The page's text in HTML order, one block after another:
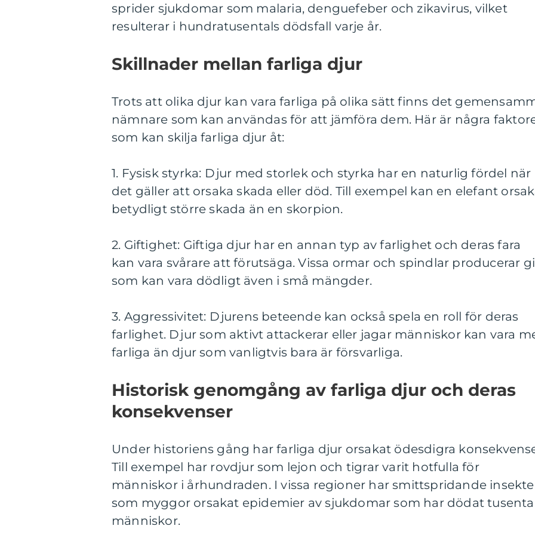
sprider sjukdomar som malaria, denguefeber och zikavirus, vilket
resulterar i hundratusentals dödsfall varje år.
Skillnader mellan farliga djur
Trots att olika djur kan vara farliga på olika sätt finns det
nämnare som kan användas för att jämföra dem. Här är några
som kan skilja farliga djur åt:
1. Fysisk styrka: Djur med storlek och styrka har en naturlig fördel när
det gäller att orsaka skada eller död. Till exempel kan en elefant
betydligt större skada än en skorpion.
2. Giftighet: Giftiga djur har en annan typ av farlighet och deras fara
kan vara svårare att förutsäga. Vissa ormar och spindlar producerar
som kan vara dödligt även i små mängder.
3. Aggressivitet: Djurens beteende kan också spela en roll för deras
farlighet. Djur som aktivt attackerar eller jagar människor kan vara
farliga än djur som vanligtvis bara är försvarliga.
Historisk genomgång av farliga djur och deras
konsekvenser
Under historiens gång har farliga djur orsakat ödesdigra
Till exempel har rovdjur som lejon och tigrar varit hotfulla för
människor i århundraden. I vissa regioner har smittspridande
som myggor orsakat epidemier av sjukdomar som har dödat
människor.